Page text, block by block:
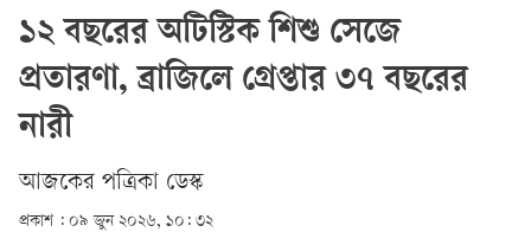
১২ বছরের অটিস্টিক শিশু সেজে
প্রতারণা, ব্রাজিলে গ্রেপ্তার ৩৭ বছরের
নারী
আজকের পত্রিকা ডেস্ক­
প্রকাশ : ০৯ জুন ২০২৬, ১০: ৩২